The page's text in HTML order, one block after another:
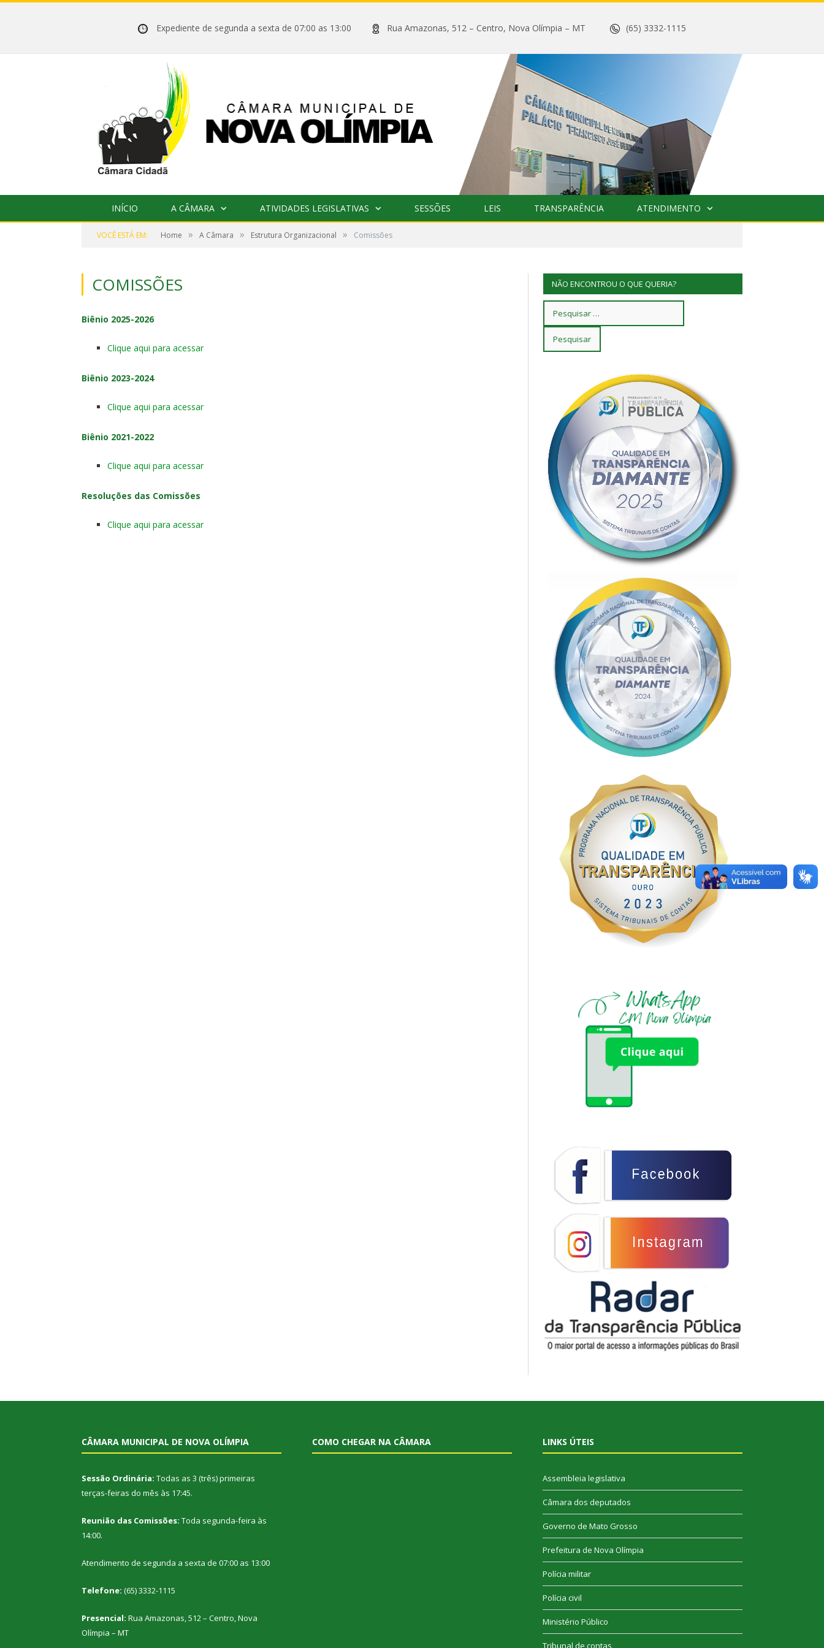
Expediente de segunda a sexta de 07:00 as 13:00 Rua Amazonas, 512 – Centro, Nova Olímpia – MT (65) 3332-1115
INÍCIO A CÂMARA ATIVIDADES LEGISLATIVAS SESSÕES LEIS TRANSPARÊNCIA ATENDIMENTO
VOCÊ ESTÁ EM: Home » A Câmara » Estrutura Organizacional » Comissões
COMISSÕES
Biênio 2025-2026
Clique aqui para acessar
Biênio 2023-2024
Clique aqui para acessar
Biênio 2021-2022
Clique aqui para acessar
Resoluções das Comissões
Clique aqui para acessar
NÃO ENCONTROU O QUE QUERIA?
CÂMARA MUNICIPAL DE NOVA OLÍMPIA
Sessão Ordinária: Todas as 3 (três) primeiras
terças-feiras do mês às 17:45.
Reunião das Comissões: Toda segunda-feira às
14:00.
Atendimento de segunda a sexta de 07:00 as 13:00
Telefone: (65) 3332-1115
Presencial: Rua Amazonas, 512 – Centro, Nova
Olímpia – MT
COMO CHEGAR NA CÂMARA LINKS ÚTEIS
Assembleia legislativa
Câmara dos deputados
Governo de Mato Grosso
Prefeitura de Nova Olímpia
Polícia militar
Polícia civil
Ministério Público
Tribunal de contas